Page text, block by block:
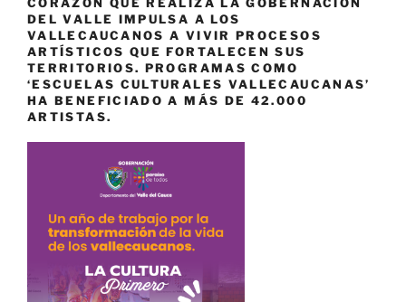
DEL VALLE IMPULSA A LOS
VALLECAUCANOS A VIVIR PROCESOS
ARTÍSTICOS QUE FORTALECEN SUS
TERRITORIOS. PROGRAMAS COMO
‘ESCUELAS CULTURALES VALLECAUCANAS’
HA BENEFICIADO A MÁS DE 42.000
ARTISTAS.